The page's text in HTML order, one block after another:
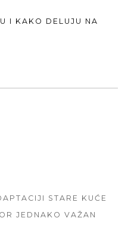
I KAKO DELUJU NA
STARE KUĆE
JEDNAKO VAŽAN